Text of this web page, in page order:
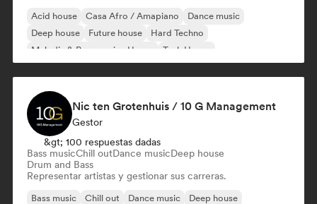
Acid house Casa Afro / Amapiano
Dance music
Deep house
Future house
Hard Techno
Melodic & Progressive House
Tech House
Nic ten Grotenhuis / 10 G Management
Gestor
&gt; 100 respuestas dadas
Bass musicChill outDance musicDeep house
Drum and Bass
Representar artistas y gestionar sus carreras.
Bass music Chill out Dance music
Deep house